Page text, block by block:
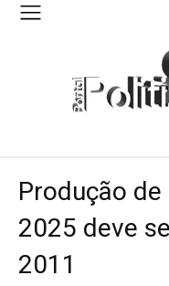
Produção
2025 deve
2011